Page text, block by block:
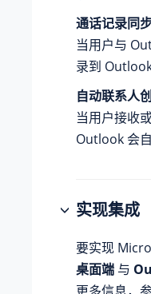
通话记录同
当用户与
录到 Outlook
自动联系人
当用户接收
Outlook 会
实现集成
要实现
桌面端 与
更多信息，